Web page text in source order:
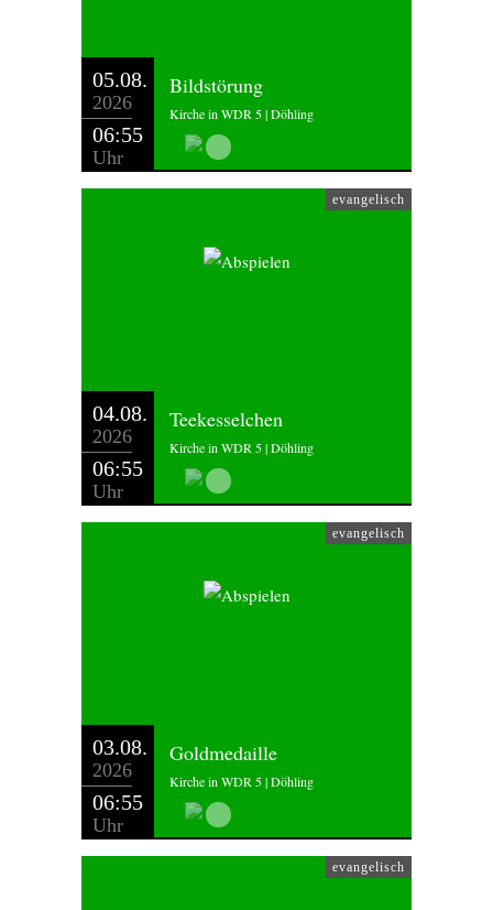
05.08.
2026
06:55
Uhr
Bildstörung
Kirche in WDR 5 | Döhling
evangelisch
04.08.
2026
06:55
Uhr
Teekesselchen
Kirche in WDR 5 | Döhling
evangelisch
03.08.
2026
06:55
Uhr
Goldmedaille
Kirche in WDR 5 | Döhling
evangelisch